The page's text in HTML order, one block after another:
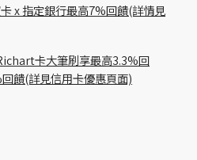
x 指定銀行最高7%回饋(詳情見
卡大筆刷享最高3.3%回
饋(詳見信用卡優惠頁面)